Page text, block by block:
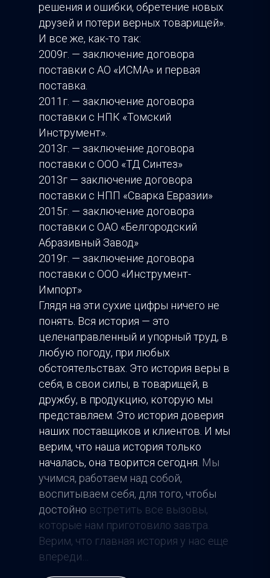
решения и ошибки, обретение новых
друзей и потери верных товарищей».
И все же, как-то так:
2009г. — заключение договора
поставки с АО «ИСМА» и первая
поставка.
2011г. — заключение договора
поставки с НПК «Томский
Инструмент».
2013г. — заключение договора
поставки с ООО «ТД Синтез»
2013г — заключение договора
поставки с НПП «Сварка Евразии»
2015г. — заключение договора
поставки с ОАО «Белгородский
Абразивный Завод»
2019г. — заключение договора
поставки с ООО «Инструмент-
Импорт»
Глядя на эти сухие цифры ничего не
понять. Вся история — это
целенаправленный и упорный труд, в
любую погоду, при любых
обстоятельствах. Это история веры в
себя, в свои силы, в товарищей, в
дружбу, в продукцию, которую мы
представляем. Это история доверия
наших поставщиков и клиентов. И мы
верим, что наша история только
началась, она творится сегодня. Мы
учимся, работаем над собой,
воспитываем себя, для того, чтобы
достойно встретить все вызовы,
которые нам приготовило завтра.
Верим, что главная история у нас еще
впереди…